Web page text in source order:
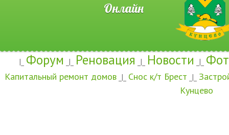
Онлайн
|_ Форум _|_ Реновация _|_ Новости _|_
Капитальный ремонт домов _|_ Снос к/т Брест _|_
Кунцево